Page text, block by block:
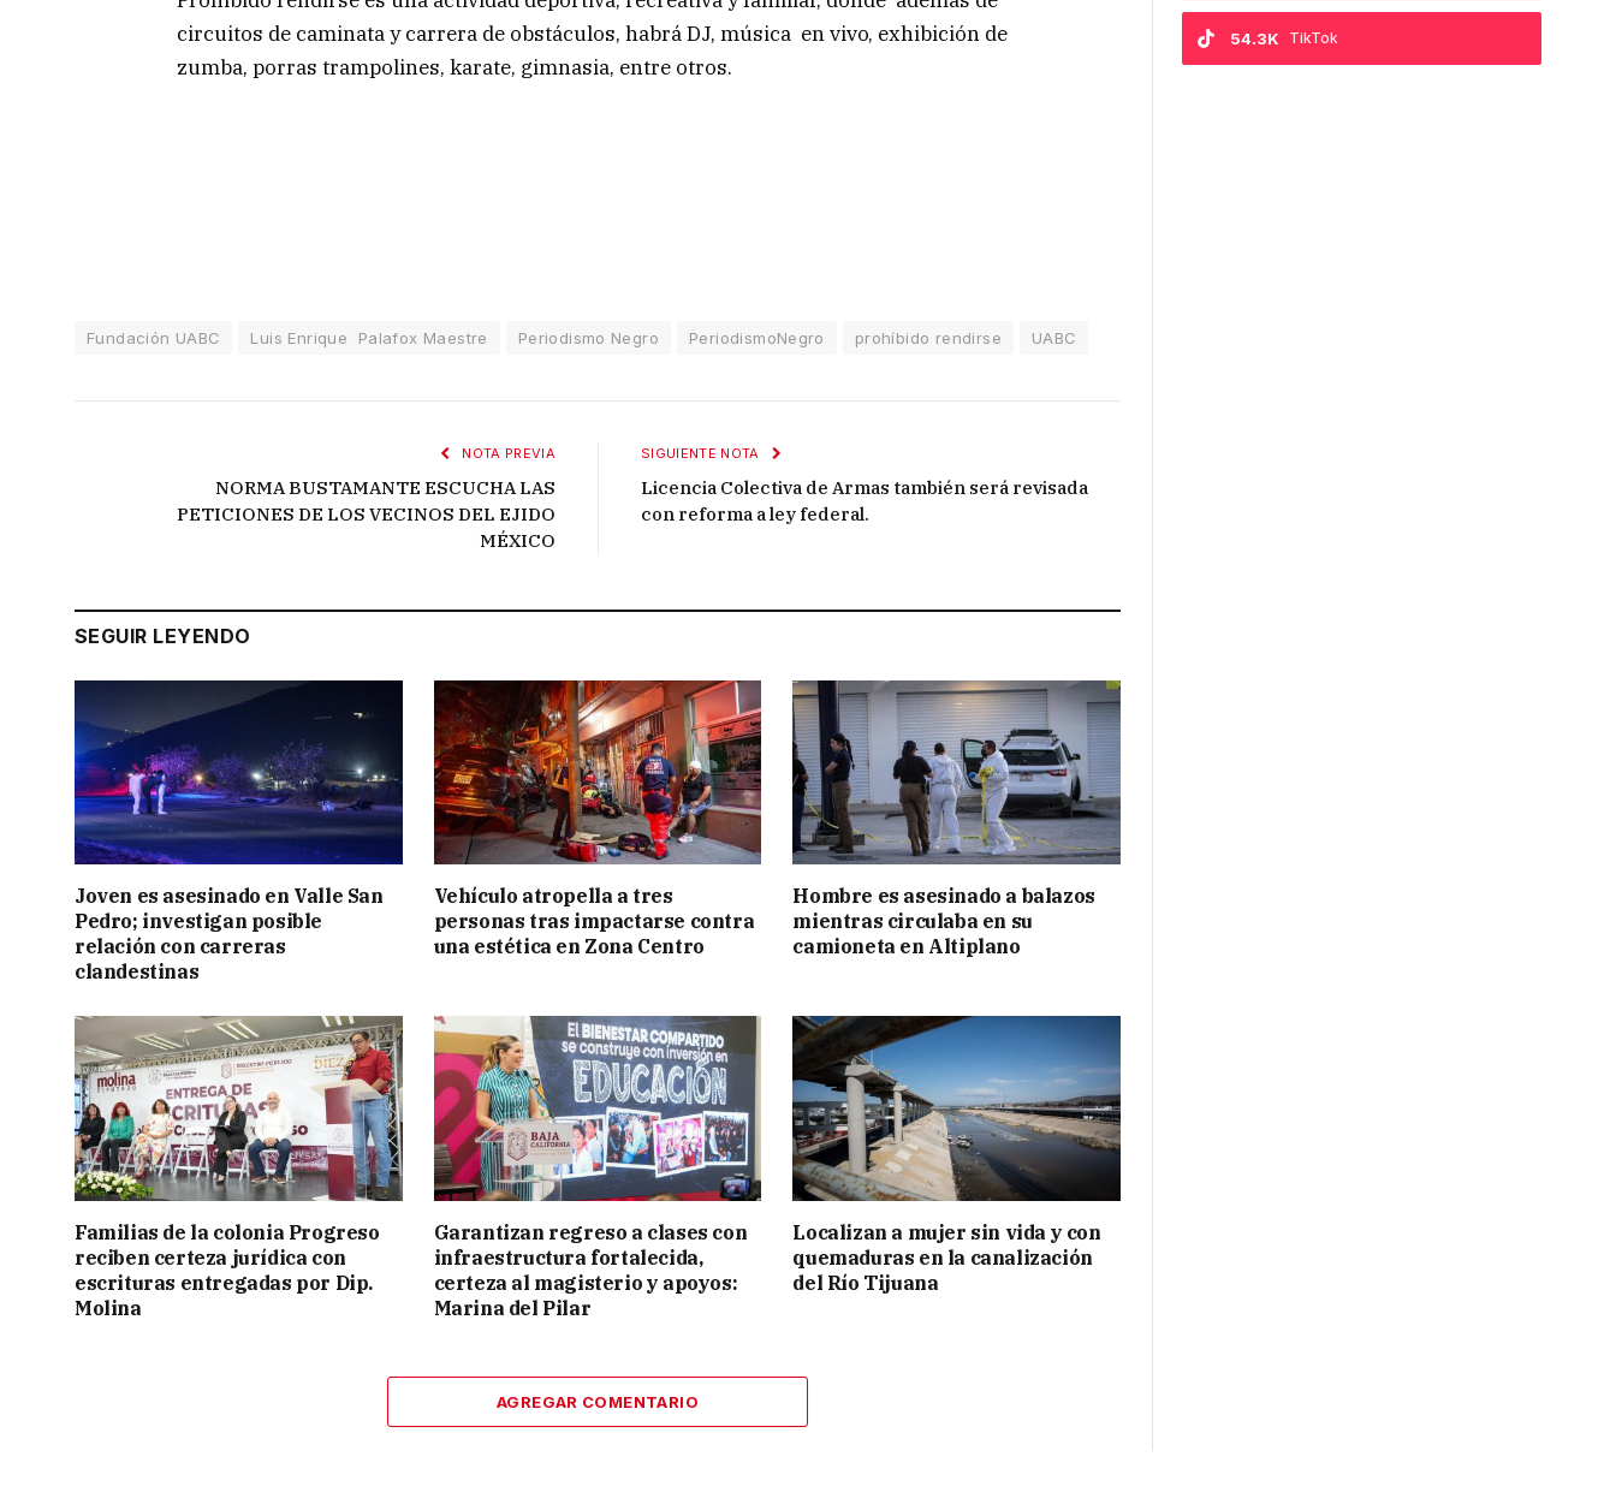
circuitos de caminata y carrera de obstáculos, habrá DJ, música en vivo, exhibición de
zumba, porras trampolines, karate, gimnasia, entre otros.
Fundación UABC Luis Enrique Palafox Maestre Periodismo Negro PeriodismoNegro prohíbido rendirse UABC
NOTA PREVIA
NORMA BUSTAMANTE ESCUCHA LAS
PETICIONES DE LOS VECINOS DEL EJIDO
MÉXICO
SIGUIENTE NOTA
Licencia Colectiva de Armas también será revisada
con reforma a ley federal.
SEGUIR LEYENDO
Joven es asesinado en Valle San
Pedro; investigan posible
relación con carreras
clandestinas
Vehículo atropella a tres
personas tras impactarse contra
una estética en Zona Centro
Hombre es asesinado a balazos
mientras circulaba en su
camioneta en Altiplano
Familias de la colonia Progreso
reciben certeza jurídica con
escrituras entregadas por Dip.
Molina
Garantizan regreso a clases con
infraestructura fortalecida,
certeza al magisterio y apoyos:
Marina del Pilar
Localizan a mujer sin vida y con
quemaduras en la canalización
del Río Tijuana
AGREGAR COMENTARIO
TikTok
54.3K